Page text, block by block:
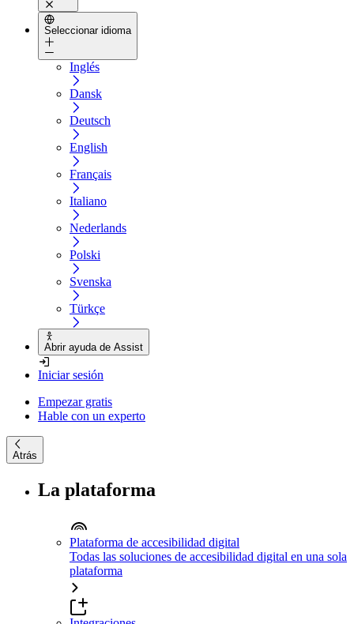
Seleccionar idioma
Inglés
Dansk
Deutsch
English
Français
Italiano
Nederlands
Polski
Svenska
Türkçe
Abrir ayuda de Assist
Iniciar sesión
Empezar gratis
Hable con un experto
Atrás
La plataforma
Plataforma de accesibilidad digital
Todas las soluciones de accesibilidad digital en una sola
plataforma